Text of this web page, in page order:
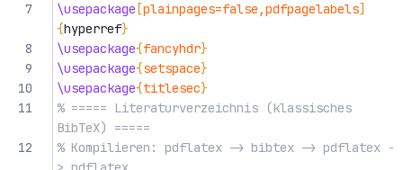
7
\usepackage [plainpages=false,pdfpagelabels]
{hyperref}
8
\usepackage{fancyhdr}
9
\usepackage{setspace}
10
\usepackage{titlesec}
11
% ===== Literaturverzeichnis (klassisches
BibTeX) =====
12
% Kompilieren: pdflatex -> bibtex -> pdflatex -